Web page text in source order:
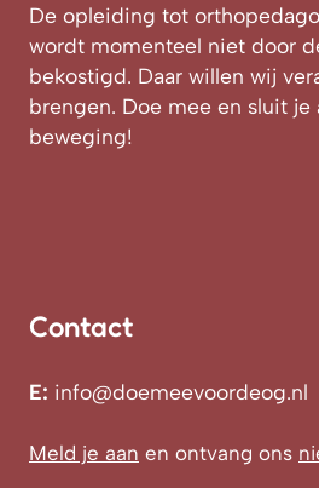
De opleiding tot
wordt momenteel niet door
bekostigd. Daar willen wij
brengen. Doe mee en sluit je
beweging!
Contact
E: info@doemeevoordeog.nl
Meld je aan en ontvang ons